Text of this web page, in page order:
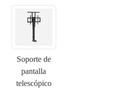
Soporte de
pantalla
telescópico